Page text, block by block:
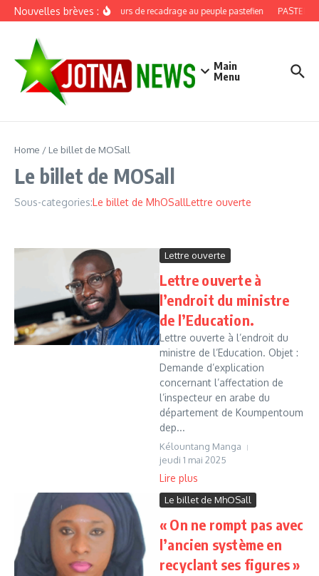
Aller au contenu
Nouvelles brèves :Discours de recadrage au peuple pastefien PASTEF,
Main
Menu
Home / Le billet de MOSall
Le billet de MOSall
Sous-categories:Le billet de MhOSallLettre ouverte
Lettre ouverte
Lettre ouverte à
l’endroit du ministre
de l’Education.
Lettre ouverte à l’endroit du
ministre de l’Education. Objet :
Demande d’explication
concernant l’affectation de
l’inspecteur en arabe du
département de Koumpentoum
dep...
Kélountang Manga
jeudi 1 mai 2025
Lire plus
Le billet de MhOSall
« On ne rompt pas avec
l’ancien système en
recyclant ses figures »